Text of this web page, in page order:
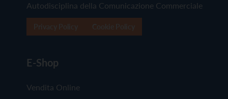
Autodisciplina della Comunicazione Commerciale
E-Shop
Vendita Online